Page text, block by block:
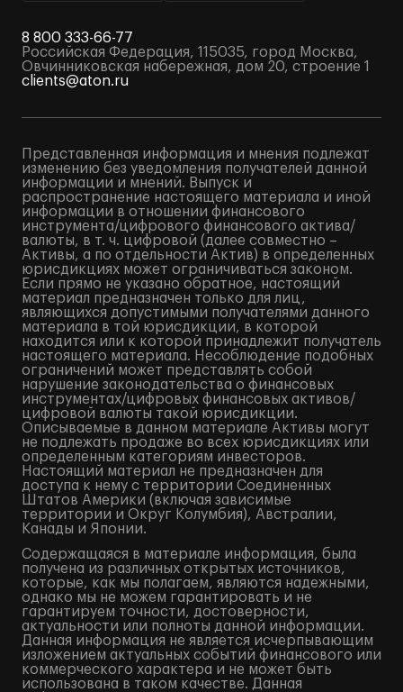
8 800 333-66-77
Российская Федерация, 115035, город Москва,
Овчинниковская набережная, дом 20, строение 1
clients@aton.ru
Представленная информация и мнения подлежат
изменению без уведомления получателей данной
информации и мнений. Выпуск и
распространение настоящего материала и иной
информации в отношении финансового
инструмента/цифрового финансового актива/
валюты, в т. ч. цифровой (далее совместно –
Активы, а по отдельности Актив) в определенных
юрисдикциях может ограничиваться законом.
Если прямо не указано обратное, настоящий
материал предназначен только для лиц,
являющихся допустимыми получателями данного
материала в той юрисдикции, в которой
находится или к которой принадлежит получатель
настоящего материала. Несоблюдение подобных
ограничений может представлять собой
нарушение законодательства о финансовых
инструментах/цифровых финансовых активов/
цифровой валюты такой юрисдикции.
Описываемые в данном материале Активы могут
не подлежать продаже во всех юрисдикциях или
определенным категориям инвесторов.
Настоящий материал не предназначен для
доступа к нему с территории Соединенных
Штатов Америки (включая зависимые
территории и Округ Колумбия), Австралии,
Канады и Японии.
Содержащаяся в материале информация, была
получена из различных открытых источников,
которые, как мы полагаем, являются надежными,
однако мы не можем гарантировать и не
гарантируем точности, достоверности,
актуальности или полноты данной информации.
Данная информация не является исчерпывающим
изложением актуальных событий финансового или
коммерческого характера и не может быть
использована в таком качестве. Данная